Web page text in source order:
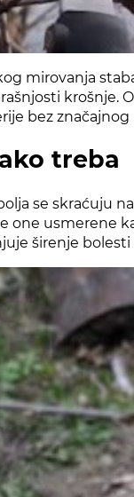
mirovanja
krošnje.
bez
treba
se skraćuju
one usmerene
širenje